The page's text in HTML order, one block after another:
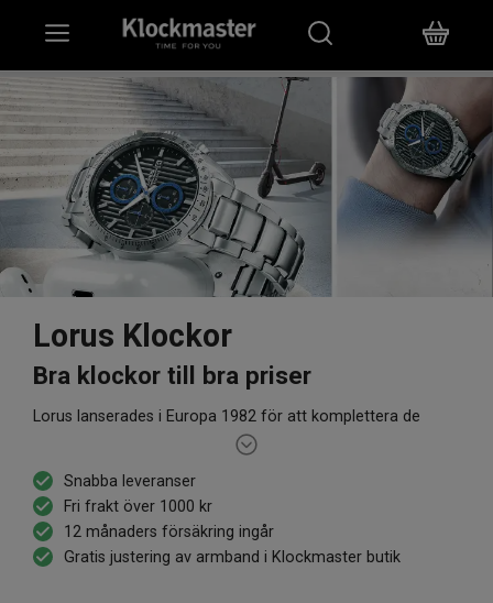
HEM
KLOCKOR
SMYCKEN
ÖVRIGT
VARUMÄRKEN
BUTIKER
PRESENTKORT
Lorus Klockor
Bra klockor till bra priser
Lorus lanserades i Europa 1982 för att komplettera de
redan populära varumärkena Pulsar och Seiko som även de
tillverkas av Seiko Watch Corporation. På så sätt drar Lorus
klockor nytta av det stora varumärkets teknikutveckling och
resurser i sin produktportfölj. Lorus klockor tillverkas efter
Seikos höga krav och riktlinjer, har god design och utmärkta
tekniska egenskaper men kan konkurrera i en lägre
Snabba leveranser
Fri frakt över 1000 kr
12 månaders försäkring ingår
Gratis justering av armband i Klockmaster butik